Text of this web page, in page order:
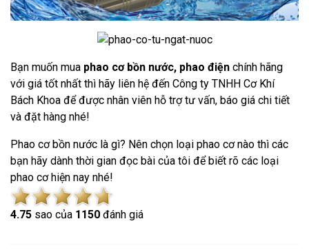
Bạn muốn mua phao cơ bồn nước, phao điện chính hãng
với giá tốt nhất thì hãy liên hệ đến Công ty TNHH Cơ Khí
Bách Khoa để được nhân viên hỗ trợ tư vấn, báo giá chi tiết
và đặt hàng nhé!
Phao cơ bồn nước là gì? Nên chọn loại phao cơ nào thì các
bạn hãy dành thời gian đọc bài của tôi để biết rõ các loại
phao cơ hiện nay nhé!
4.75 sao của 1150 đánh giá